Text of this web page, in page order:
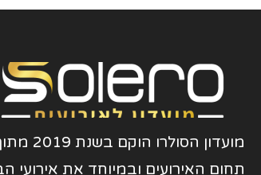
מועדון
תחום האירועים ובמיוחד את אירועי